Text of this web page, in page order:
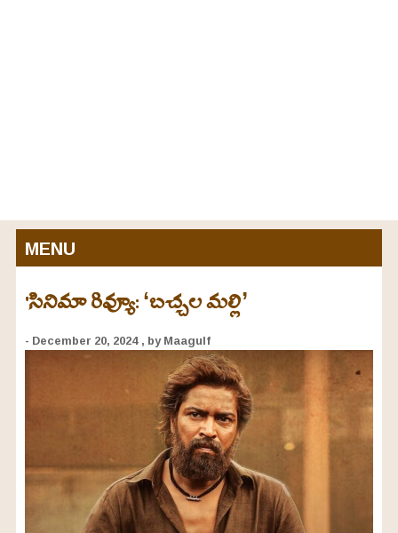
MENU
'సినిమా రివ్యూ: ‘బచ్చల మల్లి’
- December 20, 2024 , by Maagulf